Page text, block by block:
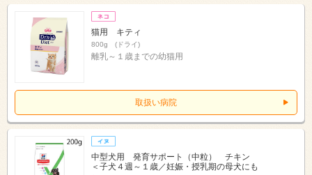
猫用 キティ
800g (ドライ)
離乳～１歳までの幼猫用
取扱い病院
中型犬用 発育サポート（中粒） チキン
＜子犬４週～１歳／妊娠・授乳期の母犬にも